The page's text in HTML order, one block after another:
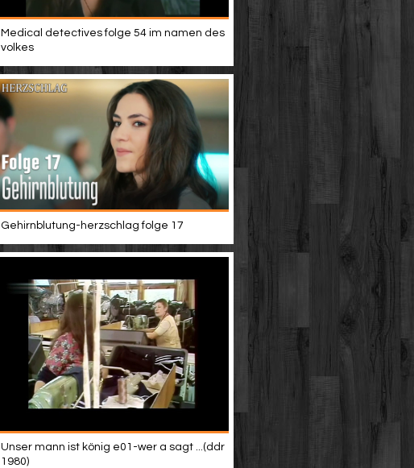
Medical detectives folge 54 im namen des
volkes
Gehirnblutung-herzschlag folge 17
Unser mann ist könig e01-wer a sagt ...(ddr
1980)